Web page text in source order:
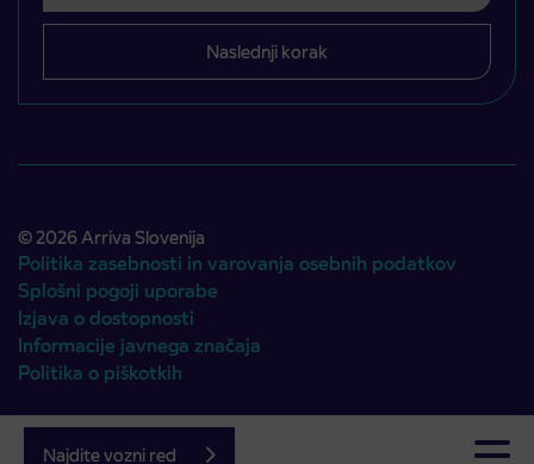
Najdite vozni red
Naslednji korak
© 2026 Arriva Slovenija
Politika zasebnosti in varovanja osebnih podatkov
Splošni pogoji uporabe
Izjava o dostopnosti
Informacije javnega značaja
Politika o piškotkih
Avtorji:Emigma